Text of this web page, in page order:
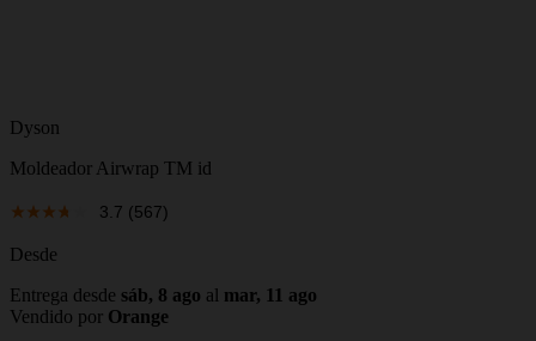
Dyson
Moldeador Airwrap TM id
3.7 (567)
Desde
Entrega desde sáb, 8 ago al mar, 11 ago
Vendido por Orange